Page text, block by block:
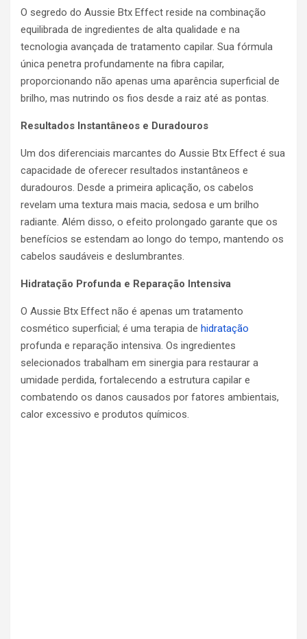
O segredo do Aussie Btx Effect reside na combinação
equilibrada de ingredientes de alta qualidade e na
tecnologia avançada de tratamento capilar. Sua fórmula
única penetra profundamente na fibra capilar,
proporcionando não apenas uma aparência superficial de
brilho, mas nutrindo os fios desde a raiz até as pontas.
Resultados Instantâneos e Duradouros
Um dos diferenciais marcantes do Aussie Btx Effect é sua
capacidade de oferecer resultados instantâneos e
duradouros. Desde a primeira aplicação, os cabelos
revelam uma textura mais macia, sedosa e um brilho
radiante. Além disso, o efeito prolongado garante que os
benefícios se estendam ao longo do tempo, mantendo os
cabelos saudáveis e deslumbrantes.
Hidratação Profunda e Reparação Intensiva
O Aussie Btx Effect não é apenas um tratamento
cosmético superficial; é uma terapia de hidratação
profunda e reparação intensiva. Os ingredientes
selecionados trabalham em sinergia para restaurar a
umidade perdida, fortalecendo a estrutura capilar e
combatendo os danos causados por fatores ambientais,
calor excessivo e produtos químicos.